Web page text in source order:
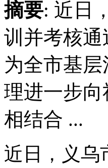
摘要: 近日
训并考核通
为全市基
理进一步
相结合 ...
近日，义乌